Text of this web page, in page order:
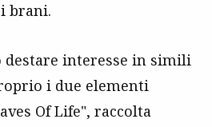
brani.
destare interesse in simili
i due elementi
Of Life", raccolta